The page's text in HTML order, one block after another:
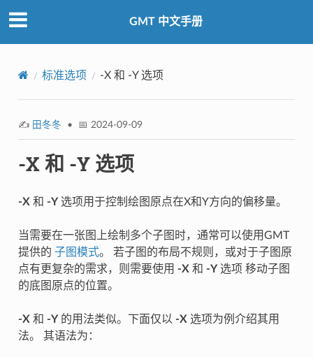
GMT 中文手册
标准选项 -X 和 -Y 选项
✍️ 田冬冬 • 📅 2024-09-09
-X 和 -Y 选项
-X和 -Y选项用于控制绘图原点在X和Y方向的偏移量。
当需要在一张图上绘制多个子图时，通常可以使用GMT
提供的 子图模式。 若子图的布局不规则，或对于子图原
点有更复杂的需求，则需要使用 -X和 -Y选项 移动子图
的底图原点的位置。
-X和 -Y的用法类似。下面仅以 -X选项为例介绍其用
法。 其语法为：